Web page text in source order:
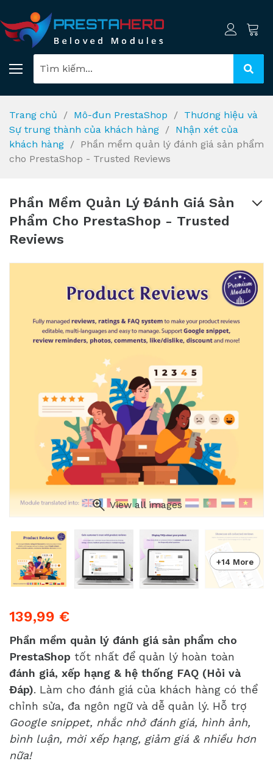
Trang chủ Mô-đun PrestaShop
Thương hiệu và
Sự trung thành của khách hàng
Nhận xét của
khách hàng
Phần mềm quản lý đánh giá sản phẩm
cho PrestaShop - Trusted Reviews
Phần Mềm Quản Lý Đánh Giá Sản
Phẩm Cho PrestaShop - Trusted
Reviews
View all images
+14 More
139,99 €
Phần mềm quản lý đánh giá sản phẩm cho
PrestaShop tốt nhất để quản lý hoàn toàn
đánh giá, xếp hạng & hệ thống FAQ (Hỏi và
Đáp). Làm cho đánh giá của khách hàng có thể
chỉnh sửa, đa ngôn ngữ và dễ quản lý. Hỗ trợ
Google snippet, nhắc nhở đánh giá, hình ảnh,
bình luận, mời xếp hạng, giảm giá & nhiều hơn
nữa!